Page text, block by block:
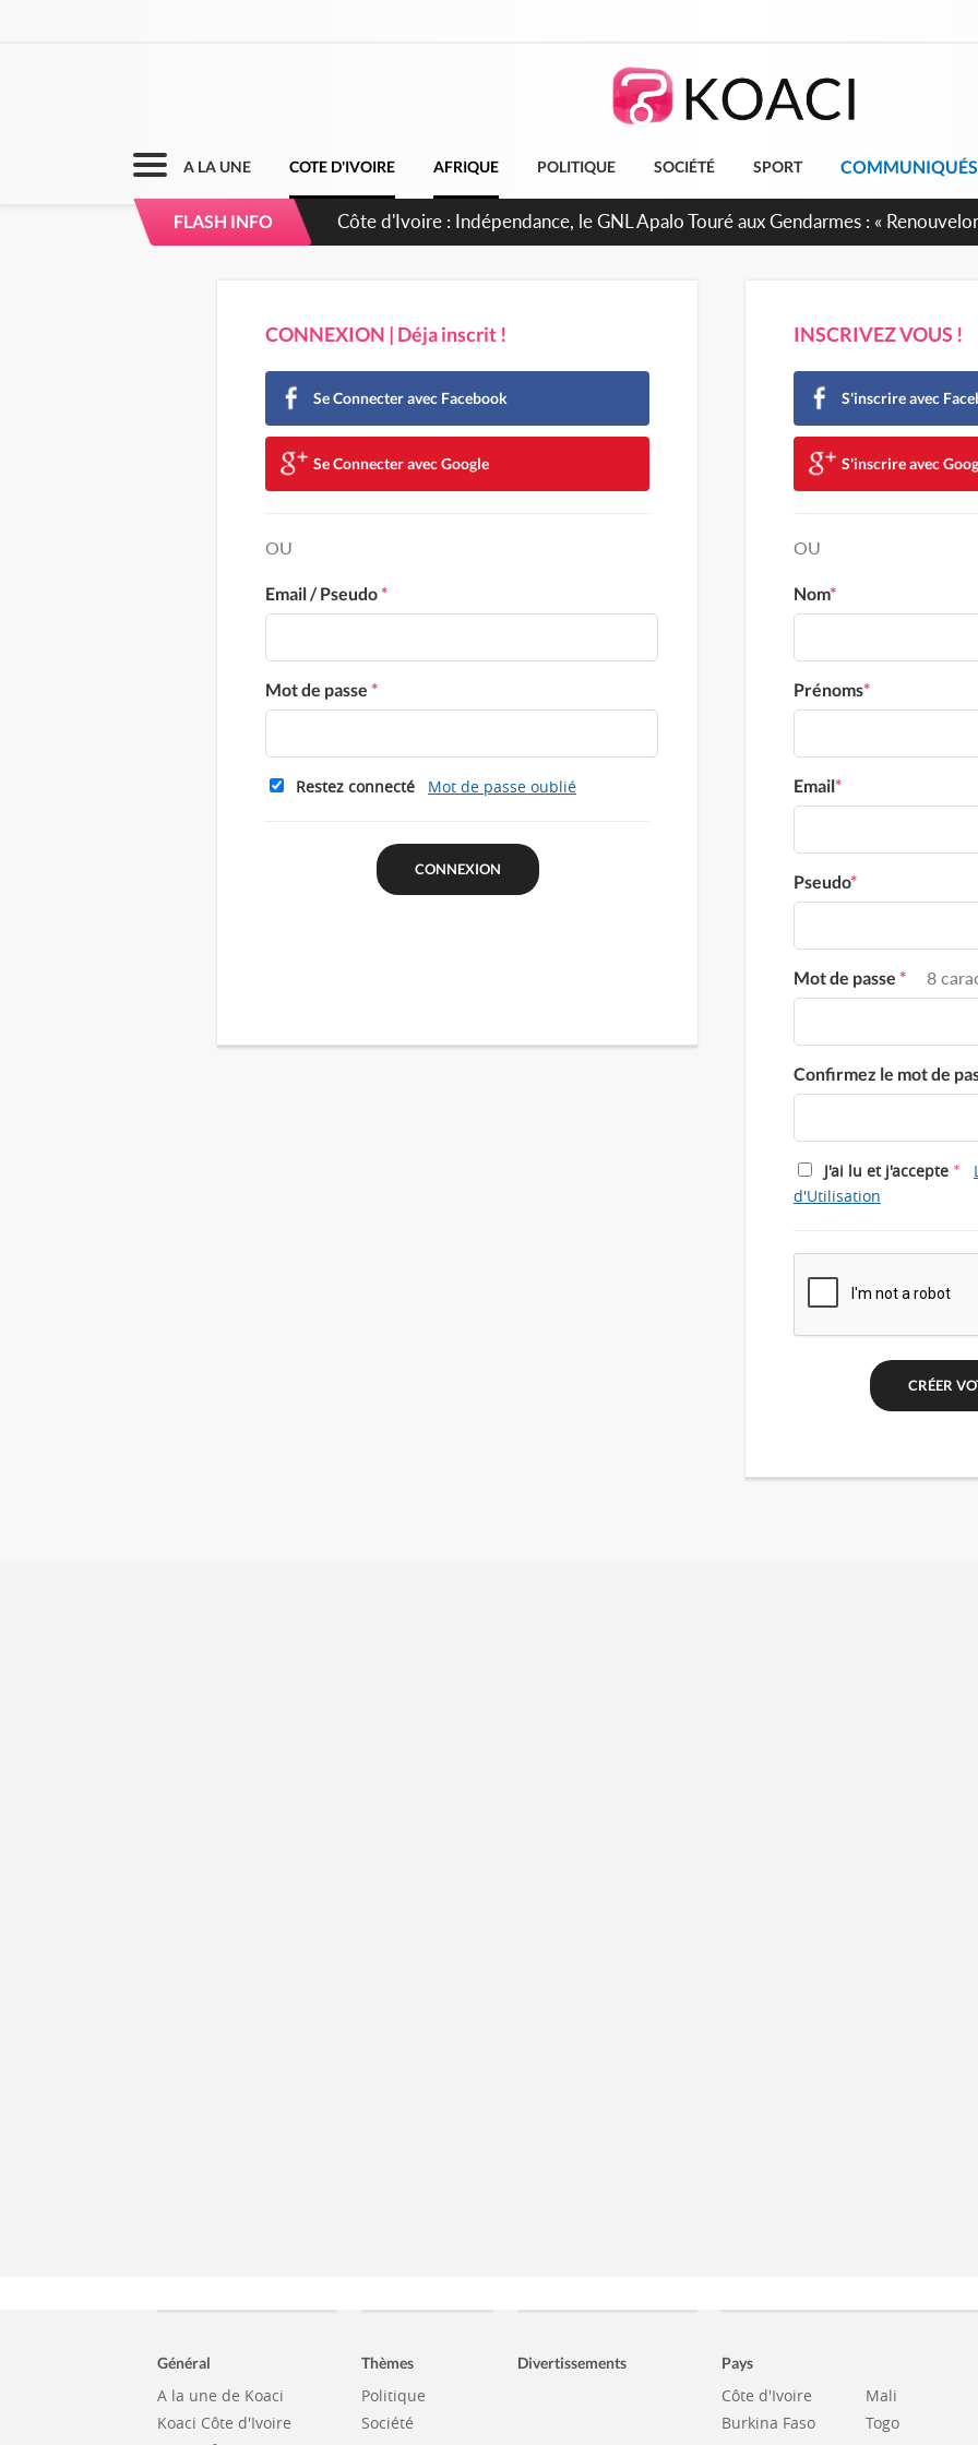
A LA UNE COTE D'IVOIRE AFRIQUE POLITIQUE SOCIÉTÉ SPORT COMMUNIQUÉS
FLASH INFO
Sierra Leone : Un projet de réforme constitutionnelle en gestation, points clés
CONNEXION | Déja inscrit !
Se Connecter avec Facebook
Se Connecter avec Google
OU
Email / Pseudo*
Mot de passe *
Restez connecté Mot de passe oublié
INSCRIVEZ VOUS !
S'inscrire avec
S'inscrire avec
OU
Nom*
Prénoms*
Email*
Pseudo*
Mot de passe * 8
Confirmez le mot de
J'ai lu et j'accepte *
d'Utilisation
Général
A la une de Koaci
Koaci Côte d'Ivoire
Thèmes
Politique
Société
Divertissements Pays
Côte d'Ivoire
Burkina Faso
Mali
Togo